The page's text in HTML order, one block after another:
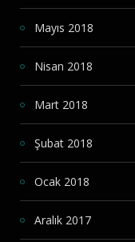
Mayıs 2018
Nisan 2018
Mart 2018
Şubat 2018
Ocak 2018
Aralık 2017